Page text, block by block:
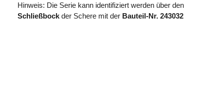
Hinweis: Die Serie kann identifiziert werden über den
Schließbock der Schere mit der Bauteil-Nr. 243032